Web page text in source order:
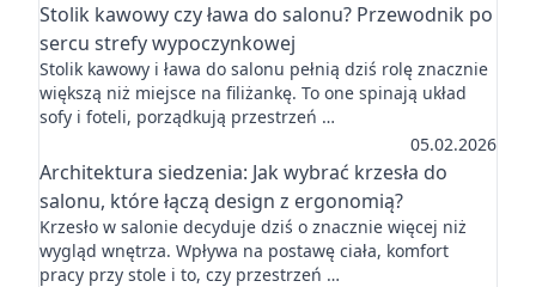
Stolik kawowy czy ława do salonu? Przewodnik po
sercu strefy wypoczynkowej
Stolik kawowy i ława do salonu pełnią dziś rolę znacznie
większą niż miejsce na filiżankę. To one spinają układ
sofy i foteli, porządkują przestrzeń …
05.02.2026
Architektura siedzenia: Jak wybrać krzesła do
salonu, które łączą design z ergonomią?
Krzesło w salonie decyduje dziś o znacznie więcej niż
wygląd wnętrza. Wpływa na postawę ciała, komfort
pracy przy stole i to, czy przestrzeń …